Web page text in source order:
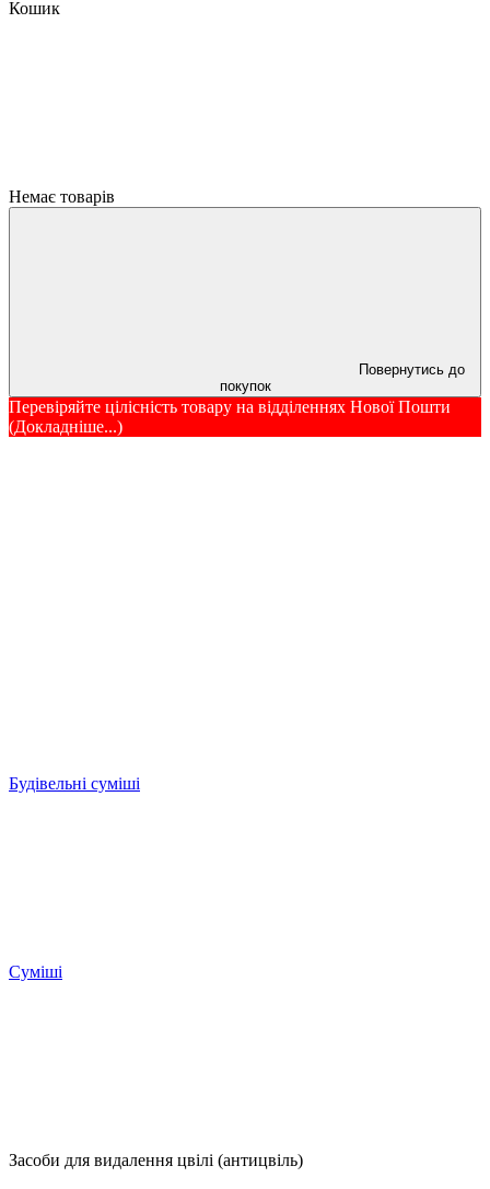
Кошик
Немає товарів
Повернутись до
покупок
Перевіряйте цілісність товару на відділеннях Нової Пошти
(Докладніше...)
Будівельні суміші
Суміші
Засоби для видалення цвілі (антицвіль)